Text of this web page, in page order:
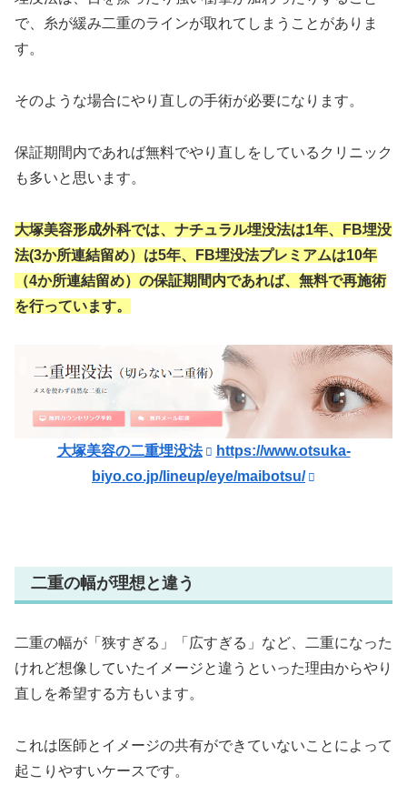
で、糸が緩み二重のラインが取れてしまうことがありま
す。
そのような場合にやり直しの手術が必要になります。
保証期間内であれば無料でやり直しをしているクリニック
も多いと思います。
大塚美容形成外科では、ナチュラル埋没法は1年、FB埋没
法(3か所連結留め）は5年、FB埋没法プレミアムは10年
（4か所連結留め）の保証期間内であれば、無料で再施術
を行っています。
大塚美容の二重埋没法
https://www.otsuka-
biyo.co.jp/lineup/eye/maibotsu/
二重の幅が理想と違う
二重の幅が「狭すぎる」「広すぎる」など、二重になった
けれど想像していたイメージと違うといった理由からやり
直しを希望する方もいます。
これは医師とイメージの共有ができていないことによって
起こりやすいケースです。